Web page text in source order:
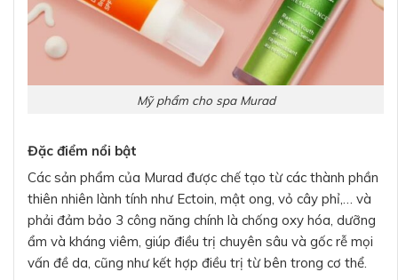
Mỹ phẩm cho spa Murad
Đặc điểm nổi bật
Các sản phẩm của Murad được chế tạo từ các thành phần
thiên nhiên lành tính như Ectoin, mật ong, vỏ cây phỉ,… và
phải đảm bảo 3 công năng chính là chống oxy hóa, dưỡng
ẩm và kháng viêm, giúp điều trị chuyên sâu và gốc rễ mọi
vấn đề da, cũng như kết hợp điều trị từ bên trong cơ thể.